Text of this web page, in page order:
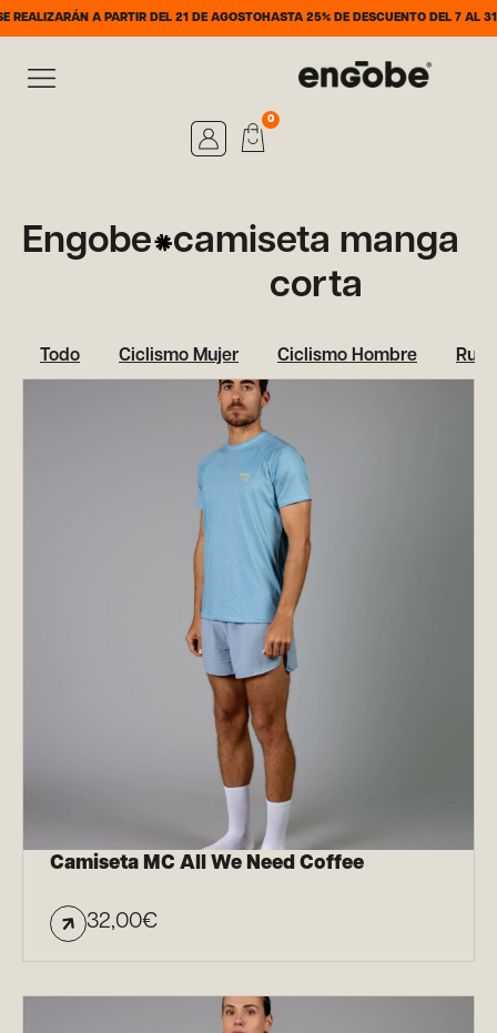
A PARTIR DEL 21 DE AGOSTOHASTA 25% DE DESCUENTO DEL 7 AL 31 DE
0
Engobe camiseta manga
corta
Todo Ciclismo Mujer Ciclismo Hombre
Camiseta MC All We Need Coffee
32,00€